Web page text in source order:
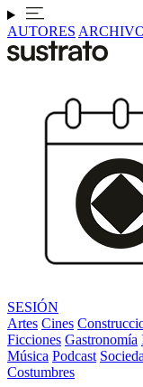
AUTORES
SESIÓN
Artes Cines
Ficciones Gastronomía
Música Podcast
Costumbres